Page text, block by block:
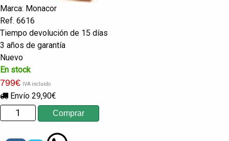
Marca: Monacor
Ref. 6616
Tiempo devolución de 15 días
3 años de garantía
Nuevo
En stock
799€ IVA incluido
Envío 29,90€